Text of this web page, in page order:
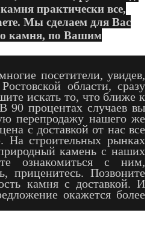
практически все,
Мы сделаем для Вас
камня, по Вашим
посетители, увидев,
области, сразу
искать то, что ближе к
90 процентах случаев вы
перепродажу нашего же
с доставкой от нас все
На строительных рынках
камень с наших
ознакомиться с ним,
приценитесь. Позвоните
камня с доставкой. И
окажется более